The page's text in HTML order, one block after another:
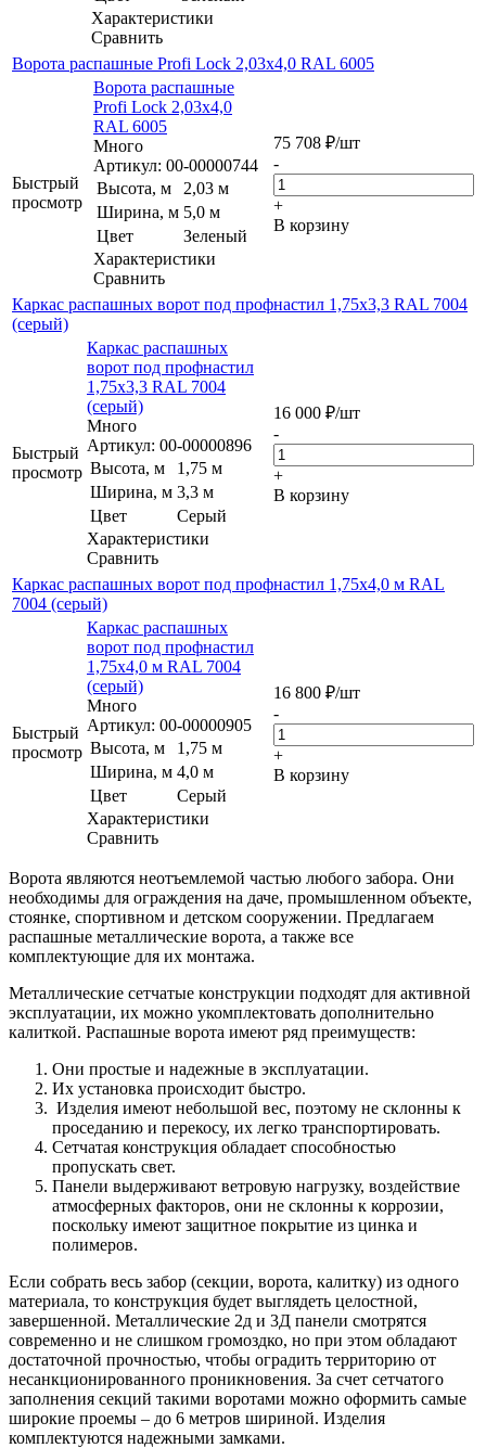
Характеристики
Сравнить
Ворота распашные Profi Lock 2,03х4,0 RAL 6005
Быстрый
просмотр
Ворота распашные
Profi Lock 2,03х4,0
RAL 6005
Много
Артикул: 00-00000744
Высота, м
2,03 м
Ширина, м 5,0 м
Цвет
Зеленый
Характеристики
Сравнить
75 708 ₽/шт
-
+
В корзину
Каркас распашных ворот под профнастил 1,75х3,3 RAL 7004
(серый)
Быстрый
просмотр
Каркас распашных
ворот под профнастил
1,75х3,3 RAL 7004
(серый)
Много
Артикул: 00-00000896
Высота, м
1,75 м
Ширина, м 3,3 м
Цвет
Серый
Характеристики
Сравнить
16 000 ₽/шт
-
+
В корзину
Каркас распашных ворот под профнастил 1,75х4,0 м RAL
7004 (серый)
Быстрый
просмотр
Каркас распашных
ворот под профнастил
1,75х4,0 м RAL 7004
(серый)
Много
Артикул: 00-00000905
Высота, м
1,75 м
Ширина, м 4,0 м
Цвет
Серый
Характеристики
Сравнить
16 800 ₽/шт
-
+
В корзину
Ворота являются неотъемлемой частью любого забора. Они
необходимы для ограждения на даче, промышленном объекте,
стоянке, спортивном и детском сооружении. Предлагаем
распашные металлические ворота, а также все
комплектующие для их монтажа.
Металлические сетчатые конструкции подходят для активной
эксплуатации, их можно укомплектовать дополнительно
калиткой. Распашные ворота имеют ряд преимуществ:
Они простые и надежные в эксплуатации.
Их установка происходит быстро.
Изделия имеют небольшой вес, поэтому не склонны к
проседанию и перекосу, их легко транспортировать.
Сетчатая конструкция обладает способностью
пропускать свет.
Панели выдерживают ветровую нагрузку, воздействие
атмосферных факторов, они не склонны к коррозии,
поскольку имеют защитное покрытие из цинка и
полимеров.
Если собрать весь забор (секции, ворота, калитку) из одного
материала, то конструкция будет выглядеть целостной,
завершенной. Металлические 2д и 3Д панели смотрятся
современно и не слишком громоздко, но при этом обладают
достаточной прочностью, чтобы оградить территорию от
несанкционированного проникновения. За счет сетчатого
заполнения секций такими воротами можно оформить самые
широкие проемы – до 6 метров шириной. Изделия
комплектуются надежными замками.